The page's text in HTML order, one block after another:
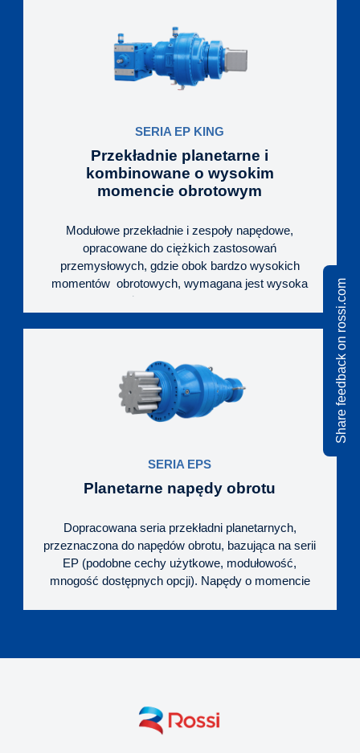
precyzyjnie wykonanymi komponentami i
wzmocnionym łożyskowaniem, pozwala na
długotrwałą pracę z podwyższonymi obciążeniami.
Standardem są wygodne w eksploatacji i
SERIA EP KING
Przekładnie planetarne i
kombinowane o wysokim
momencie obrotowym
Modułowe przekładnie i zespoły napędowe,
opracowane do ciężkich zastosowań
przemysłowych, gdzie obok bardzo wysokich
momentów obrotowych, wymagana jest wysoka
niezawodność i żywotność napędu. Dopracowane i
SERIA EPS
Planetarne napędy obrotu
Dopracowana seria przekładni planetarnych,
przeznaczona do napędów obrotu, bazująca na serii
EP (podobne cechy użytkowe, modułowość,
mnogość dostępnych opcji). Napędy o momencie
Share feedback on rossi.com